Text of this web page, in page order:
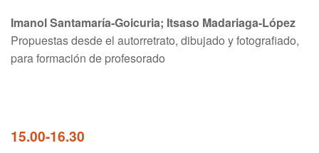
Imanol Santamaría-Goicuria; Itsaso Madariaga-López
Propuestas desde el autorretrato, dibujado y fotografiado,
para formación de profesorado
15.00-16.30